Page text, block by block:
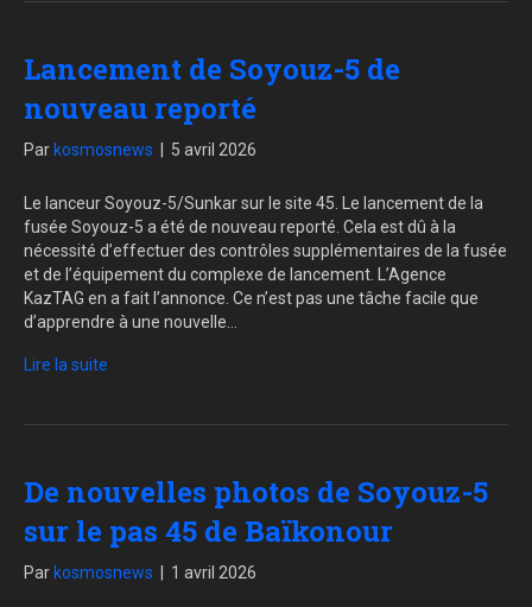
Lancement de Soyouz-5 de
nouveau reporté
Par kosmosnews 5 avril 2026
Le lanceur Soyouz-5/Sunkar sur le site 45. Le lancement de la
fusée Soyouz-5 a été de nouveau reporté. Cela est dû à la
nécessité d’effectuer des contrôles supplémentaires de la fusée
et de l’équipement du complexe de lancement. L’Agence
KazTAG en a fait l’annonce. Ce n’est pas une tâche facile que
d’apprendre à une nouvelle…
Lire la suite
De nouvelles photos de Soyouz-5
sur le pas 45 de Baïkonour
Par kosmosnews 1 avril 2026